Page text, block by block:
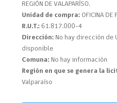
REGIÓN DE VALAPARÍSO.
Unidad de compra: OFICINA DE
R.U.T.: 61.817.000-4
Dirección: No hay dirección de
disponible
Comuna: No hay información
Región en que se genera la
Valparaíso